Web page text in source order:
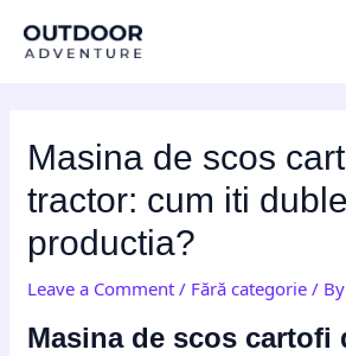
Masina de scos
tractor: cum iti
productia?
Leave a Comment / Fără categorie / By
Masina de scos cartofi
navigation